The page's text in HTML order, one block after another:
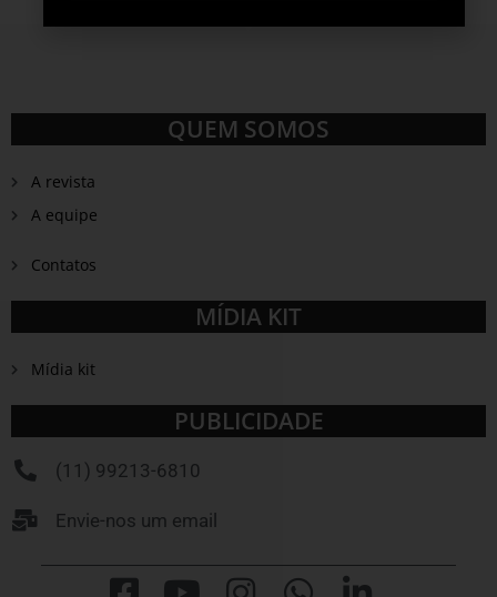
QUEM SOMOS
A revista
A equipe
Contatos
MÍDIA KIT
Mídia kit
PUBLICIDADE
(11) 99213-6810
Envie-nos um email